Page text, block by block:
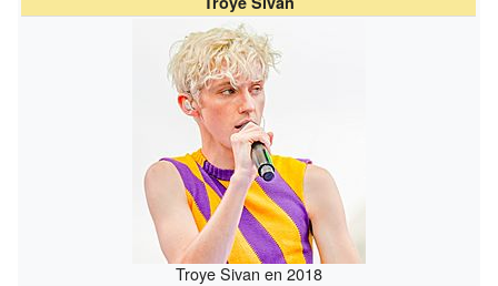
Troye Sivan en 2018